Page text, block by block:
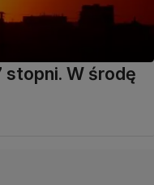
stopni. W środę